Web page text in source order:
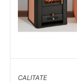
CALITATE